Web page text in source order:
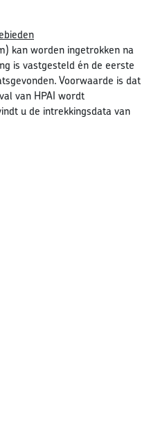
kan worden ingetrokken na
is vastgesteld én de eerste
Voorwaarde is dat
van HPAI wordt
u de intrekkingsdata van